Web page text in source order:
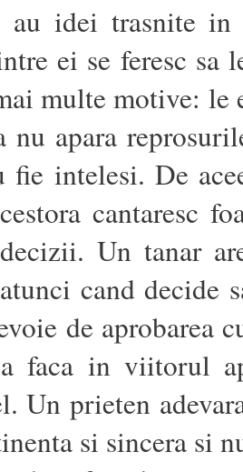
au idei trasnite in
ei se feresc sa
multe motive: le
nu apara
fie intelesi. De
cantaresc
Un tanar
cand decide
de aprobarea
faca in viitorul
Un prieten
si sincera si